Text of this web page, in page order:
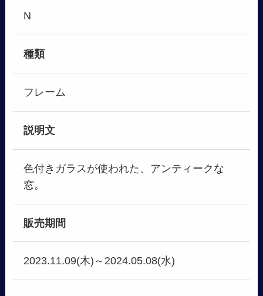
N
種類
フレーム
説明文
色付きガラスが使われた、アンティークな
窓。
販売期間
2023.11.09(木)～2024.05.08(水)